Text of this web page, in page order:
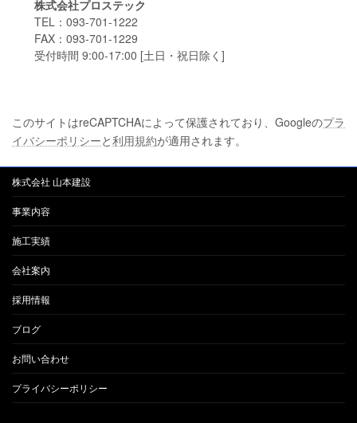
株式会社プロステック
TEL：093-701-1222
FAX：093-701-1229
受付時間 9:00-17:00 [土日・祝日除く]
このサイトはreCAPTCHAによって保護されており、Googleのプラ
イバシーポリシーと利用規約が適用されます。
株式会社 山本建設
事業内容
施工実績
会社案内
採用情報
ブログ
お問い合わせ
プライバシーポリシー